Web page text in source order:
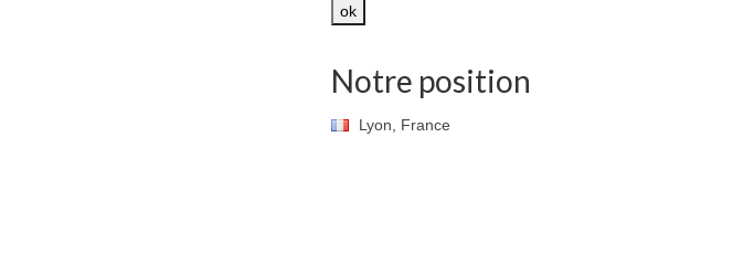
mail
ok
Notre position
Lyon, France